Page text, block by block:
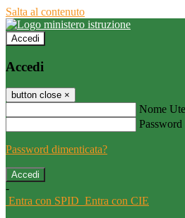
Salta al contenuto
Accedi
Accedi
button close ×
Nome
Password
Password dimenticata?
-
Entra con SPID Entra con CIE